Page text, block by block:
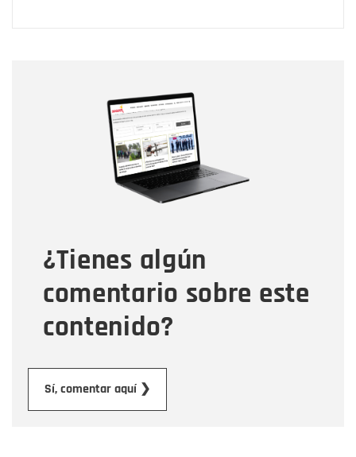
¿Tienes algún
comentario sobre este
contenido?
Sí, comentar aquí ❯
Correo electrónico
Tipo de comentario
Mensaje